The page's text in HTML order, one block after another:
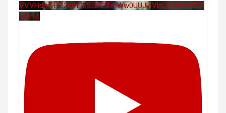
VVVHdm9BZ2hmRk5UbG5hOWw0UUJleVlnLjN3b2czZDl
LMHJj